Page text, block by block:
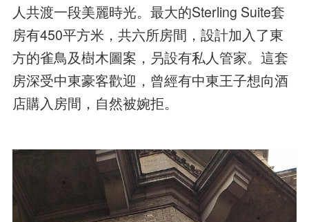
人共渡一段美麗時光。最大的Sterling Suite套
房有450平方米，共六所房間，設計加入了東
方的雀鳥及樹木圖案，叧設有私人管家。這套
房深受中東豪客歡迎，曾經有中東王子想向酒
店購入房間，自然被婉拒。